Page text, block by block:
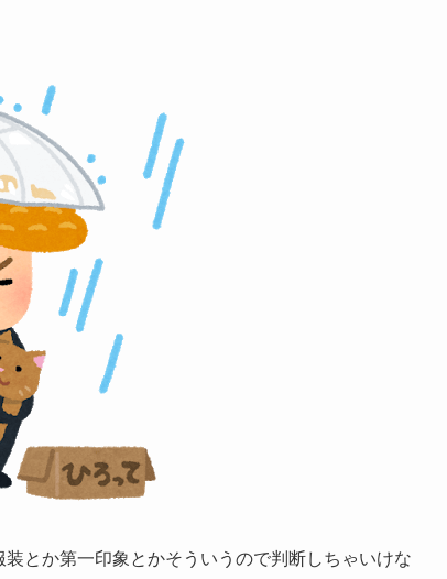
とか第一印象とかそういうので判断しちゃいけな